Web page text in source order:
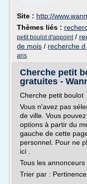
Site : http://
Thèmes liés :
petit boulot d'appoint/
de mois / recherche
ans
Cherche petit
gratuites -
Cherche petit boulot
Vous n'avez pas
de ville. Vous
options à partir du
gauche de cette
personnel. Pour ne
ici .
Tous les annonceurs
Trier par :